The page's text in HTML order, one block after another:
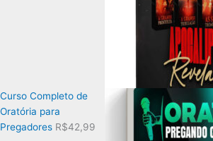
Curso Completo de
Oratória para
Pregadores R$42,99